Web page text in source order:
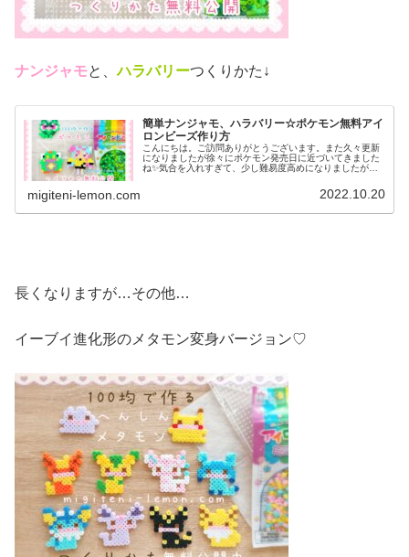
ナンジャモと、ハラバリーつくりかた↓
簡単ナンジャモ、ハラバリー☆ポケモン無料アイ
ロンビーズ作り方
こんにちは。ご訪問ありがとうございます。また久々更新
になりましたが徐々にポケモン発売日に近づいてきました
ね✨気合を入れすぎて、少し難易度高めになりましたがぜ
migiteni-lemon.com 2022.10.20
長くなりますが…その他…
イーブイ進化形のメタモン変身バージョン♡